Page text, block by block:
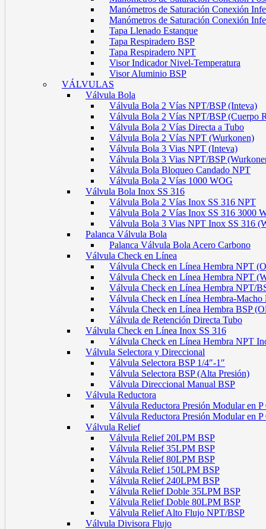
Manómetros de Saturación Conexión
Manómetros de Saturación Conexión
Tapa Llenado Estanque
Tapa Respiradero BSP
Tapa Respiradero NPT
Visor Indicador Nivel-Temperatura
Visor Aluminio BSP
VÁLVULAS
Válvula Bola
Válvula Bola 2 Vías NPT/BSP (Inteva)
Válvula Bola 2 Vías NPT/BSP (Cuerpo
Válvula Bola 2 Vías Directa a Tubo
Válvula Bola 2 Vías NPT (Wurkonen)
Válvula Bola 3 Vias NPT (Inteva)
Válvula Bola 3 Vias NPT/BSP
Válvula Bola Bloqueo Candado NPT
Válvula Bola 2 Vías 1000 WOG
Válvula Bola Inox SS 316
Válvula Bola 2 Vías Inox SS 316 NPT
Válvula Bola 2 Vías Inox SS 316 3000
Válvula Bola 3 Vias NPT Inox SS 316
Palanca Válvula Bola
Palanca Válvula Bola Acero Carbono
Válvula Check en Línea
Válvula Check en Línea Hembra NPT
Válvula Check en Línea Hembra NPT
Válvula Check en Línea Hembra NPT/
Válvula Check en Línea Hembra-Macho
Válvula Check en Línea Hembra BSP
Válvula de Retención Directa Tubo
Válvula Check en Línea Inox SS 316
Válvula Check en Línea Hembra NPT
Válvula Selectora y Direccional
Válvula Selectora BSP 1/4″-1″
Válvula Selectora BSP (Alta Presión)
Válvula Direccional Manual BSP
Válvula Reductora
Válvula Reductora Presión Modular en
Válvula Reductora Presión Modular en
Válvula Relief
Válvula Relief 20LPM BSP
Válvula Relief 35LPM BSP
Válvula Relief 80LPM BSP
Válvula Relief 150LPM BSP
Válvula Relief 240LPM BSP
Válvula Relief Doble 35LPM BSP
Válvula Relief Doble 80LPM BSP
Válvula Relief Alto Flujo NPT/BSP
Válvula Divisora Flujo